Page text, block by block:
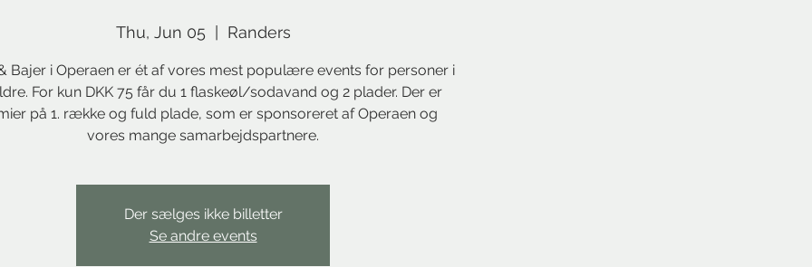
Thu, Jun 05
  |
Randers
Bajer i Operaen er ét af vores mest populære events for personer i
For kun DKK 75 får du 1 flaskeøl/sodavand og 2 plader. Der er
på 1. række og fuld plade, som er sponsoreret af Operaen og
vores mange samarbejdspartnere.
Der sælges ikke billetter
Se andre events